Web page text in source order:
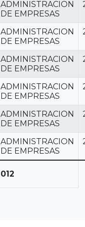
ADMINISTRACION
DE EMPRESAS
ADMINISTRACION
DE EMPRESAS
ADMINISTRACION
DE EMPRESAS
ADMINISTRACION
DE EMPRESAS
ADMINISTRACION
DE EMPRESAS
ADMINISTRACION
DE EMPRESAS
012